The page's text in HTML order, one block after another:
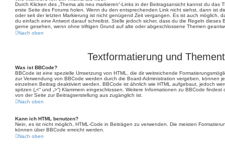
Durch Klicken des „Thema als neu markieren“-Links in der Beitragsansicht kannst du das
erste Seite des Forums holen. Wenn du den entsprechenden Link nicht siehst, dann ist
oder seit der letzten Markierung ist nicht genügend Zeit vergangen. Es ist auch möglich,
du einfach eine Antwort darauf schreibst. Stelle jedoch sicher, dass du die Regeln dieses
gerne gesehen, wenn ohne triftigen Grund auf alte oder abgeschlossene Themen
Nach oben
Textformatierung und
Was ist BBCode?
BBCode ist eine spezielle Umsetzung von HTML, die dir weitreichende
zur Verwendung von BBCode werden durch die Board-Administration vergeben, können
einzelnen Beitrag deaktiviert werden. BBCode ist ähnlich wie HTML aufgebaut, jedoch
spitzen („<“ und „>“) Klammern eingeschlossen. Weitere Informationen zu BBCode
von der Seite zur Beitragserstellung aus zugänglich ist.
Nach oben
Kann ich HTML benutzen?
Nein, es ist nicht möglich, HTML-Code in Beiträgen zu verwenden. Die meisten
können über BBCode erreicht werden.
Nach oben